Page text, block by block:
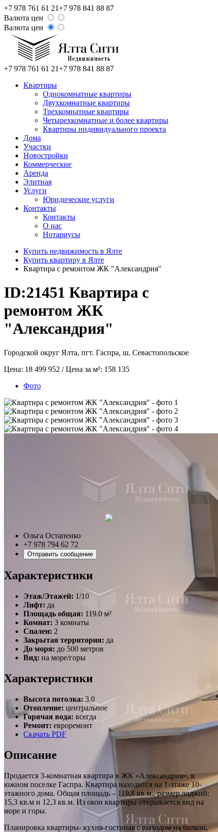
+7 978 761 61 21+7 978 841 88 87
Валюта цен
Валюта цен
+7 978 761 61 21+7 978 841 88 87
Квартиры
Однокомнатные квартиры
Двухкомнатные квартиры
Трехкомнатные квартиры
Четырехкомнатные и более квартиры
Квартиры индивидуального проекта
Дома
Участки
Новостройки
Коммерческие
Аренда
Элитная
Услуги
Юридические услуги
Контакты
Контакты
О нас
Нотариусы
Купить недвижимость в Ялте
Купить квартиру в Ялте
Квартира с ремонтом ЖК "Александрия"
ID:21451 Квартира с
ремонтом ЖК
"Александрия"
Городской округ Ялта, пгт. Гаспра, ш. Севастопольское
Цена: 18 499 952 / Цена за м²: 158 135
Фото
Ольга Остапенко
+7 978 794 62 72
Отправить сообщение
Характеристики
Этаж/Этажей: 1/10
Лифт: да
Площадь общая: 119.0 м²
Комнат: 3 комнаты
Спален: 2
Закрытая территория: да
До моря: до 500 метров
Вид: на море/горы
Характеристики
Высота потолка: 3.0
Отопление: центральное
Горячая вода: всегда
Ремонт: евроремонт
Скачать PDF
Описание
Продается 3-комнатная квартира в ЖК «Александрия», в
южном поселке Гаспра. Квартира находится на 1-этаже 10-
этажного дома. Общая площадь – 119,8 кв.м., размер лоджий:
15,3 кв.м и 12,3 кв.м. Из окон квартиры открывается вид на
море и горы.
Планировка квартиры- кухня-гостиная с выходом на балкон,